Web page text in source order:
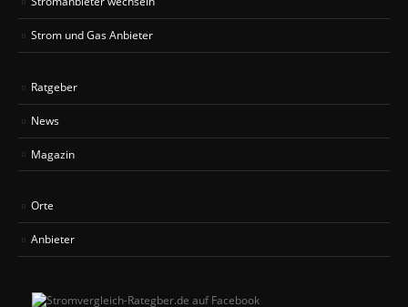
Strom und Gas Anbieter
Ratgeber
News
Magazin
Orte
Anbieter